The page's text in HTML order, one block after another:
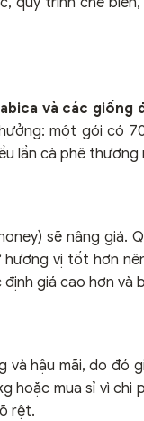
và các giống
một gói có
lần cà phê thương
sẽ nâng giá.
vị tốt hơn
giá cao hơn và
hậu mãi, do đó
hoặc mua sỉ vì chi
rệt.